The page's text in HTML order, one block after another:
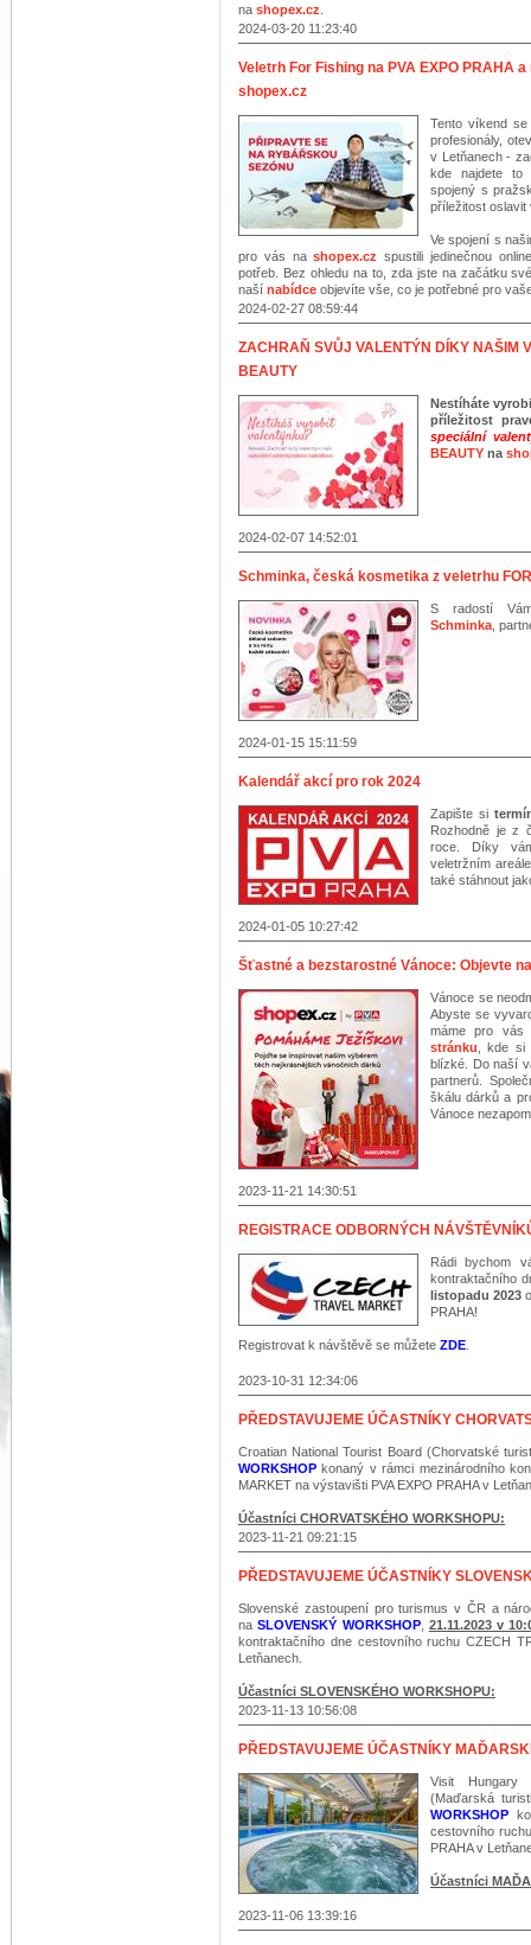
na shopex.cz
2024-03-20 11:23:40
Veletrh For Fishing na PVA EXPO PRAHA
shopex.cz
Tento víkend
profesionály,
v Letňanech -
kde najdete
spojený s
příležitost oslavit
Ve spojení s
pro vás nashopex.cz spustili jedinečnou
potřeb. Bez ohledu na to, zda jste na začátku
naší nabídce objevíte vše, co je potřebné pro
2024-02-27 08:59:44
ZACHRAŇ SVŮJ VALENTÝN DÍKY NAŠIM
BEAUTY
Nestíháte
příležitost
speciální
BEAUTY na
2024-02-07 14:52:01
Schminka, česká kosmetika z veletrhu
S radostí
Schminka ,
2024-01-15 15:11:59
Kalendář akcí pro rok 2024
Zapište si
Rozhodně je z
roce. Díky
veletržním
také stáhnout
2024-01-05 10:27:42
Šťastné a bezstarostné Vánoce: Objevte
Vánoce se
Abyste se
máme pro vás
stránku , kde
blízké. Do naší
partnerů.
škálu dárků a
Vánoce
2023-11-21 14:30:51
REGISTRACE ODBORNÝCH
Rádi bychom
kontraktačního
listopadu 2023
PRAHA!
Registrovat k návštěvě se můžete ZDE
2023-10-31 12:34:06
PŘEDSTAVUJEME ÚČASTNÍKY
Croatian National Tourist Board (Chorvatské
WORKSHOP konaný v rámci mezinárodního
MARKET na výstavišti PVA EXPO PRAHA v
Účastníci CHORVATSKÉHO WORKSHOPU:
2023-11-21 09:21:15
PŘEDSTAVUJEME ÚČASTNÍKY
Slovenské zastoupení pro turismus v ČR a
naSLOVENSKÝ WORKSHOP, 21.11.2023 v
kontraktačního dne cestovního ruchu CZECH
Letňanech.
Účastníci SLOVENSKÉHO WORKSHOPU:
2023-11-13 10:56:08
PŘEDSTAVUJEME ÚČASTNÍKY
Visit Hungary
(Maďarská
WORKSHOP
cestovního
PRAHA v
Účastníci
2023-11-06 13:39:16